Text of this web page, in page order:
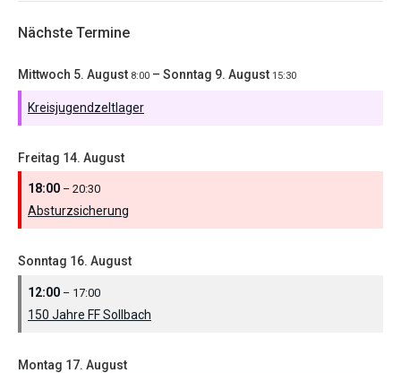
Nächste Termine
Mittwoch 5. August 8:00 – Sonntag 9. August 15:30
Kreisjugendzeltlager
Freitag 14. August
18:00 – 20:30
Absturzsicherung
Sonntag 16. August
12:00 – 17:00
150 Jahre FF Sollbach
Montag 17. August